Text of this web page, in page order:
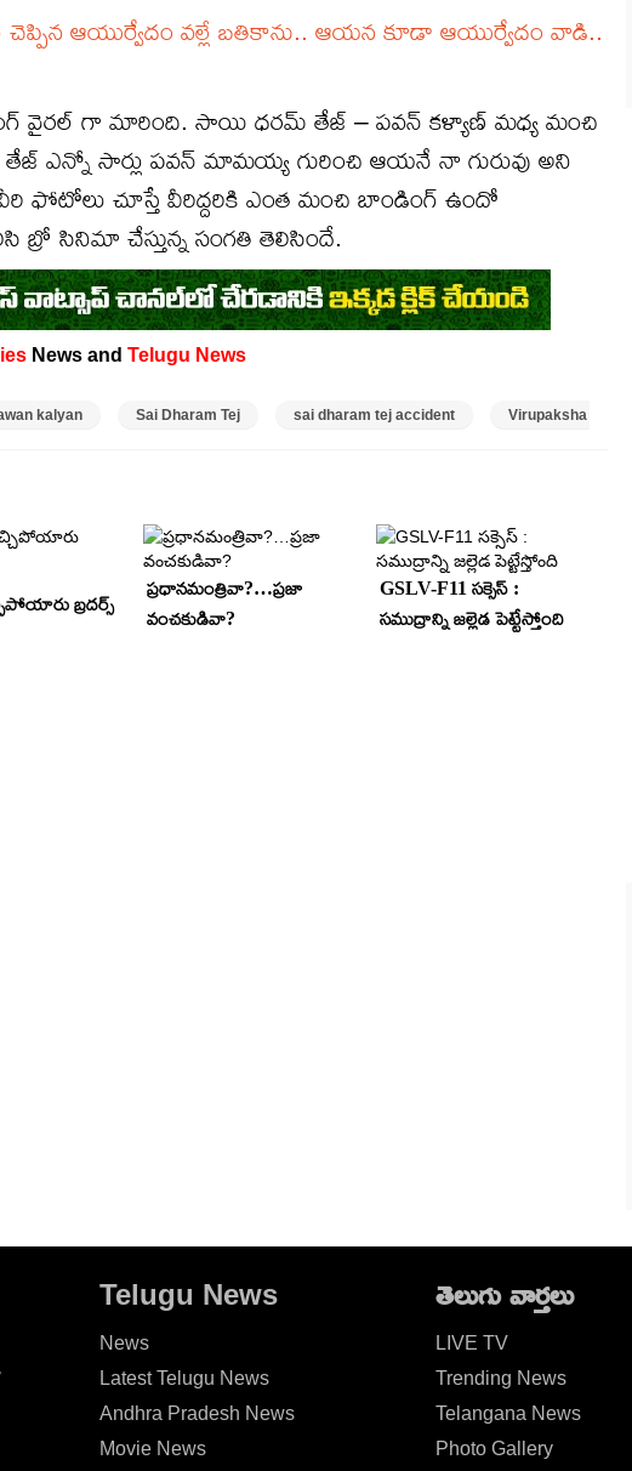
చెప్పిన ఆయుర్వేదం వల్లే బతికాను.. ఆయన కూడా ఆయుర్వేదం వాడి..
వైరల్ గా మారింది. సాయి ధరమ్ తేజ్ – పవన్ కళ్యాణ్ మధ్య మంచి
ఎన్నో సార్లు పవన్ మామయ్య గురించి ఆయనే నా గురువు అని
ఫోటోలు చూస్తే వీరిద్దరికి ఎంత మంచి బాండింగ్ ఉందో
బ్రో సినిమా చేస్తున్న సంగతి తెలిసిందే.
News and Telugu News
kalyan Sai Dharam Tej sai dharam tej accident Virupaksha
బ్రదర్స్
ప్రధానమంత్రివా?…ప్రజా
వంచకుడివా?
GSLV-F11 సక్సెస్ :
సముద్రాన్ని జల్లెడ పెట్టేస్తోంది
Telugu News
News
Latest Telugu News
Andhra Pradesh News
Movie News
తెలుగు వార్తలు
LIVE TV
Trending News
Telangana News
Photo Gallery